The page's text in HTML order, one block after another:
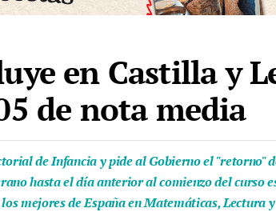
en Castilla y
de nota media
de Infancia y pide al Gobierno el "retorno"
hasta el día anterior al comienzo del curso
mejores de España en Matemáticas, Lectura